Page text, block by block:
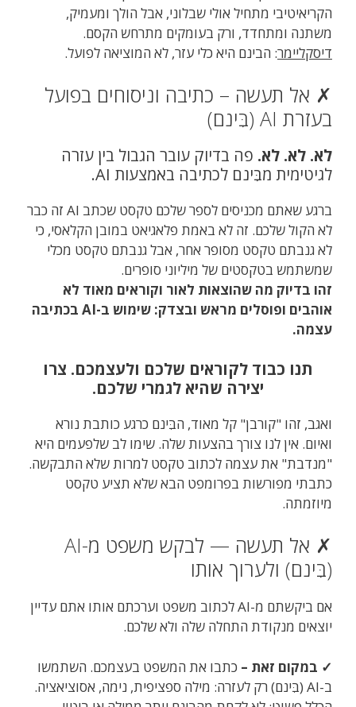
הקריאיטיבי מתחיל אולי שבלוני, אבל הולך ומעמיק,
משתנה ומתחדד, ורק בעומקים מתרחש הקסם.
דיסקליימר: הבינם היא כלי עזר, לא המוציאה לפועל.
✗ אל תעשה – כתיבה וניסוחים בפועל
בעזרת AI (בִּינם)
לא. לא. לא. פה בדיוק עובר הגבול בין עזרה
לגיטימית מבִּינם לכתיבה באמצעות AI.
ברגע שאתם מכניסים לספר שלכם טקסט שכתב AI זה כבר
לא הקול שלכם. זה לא באמת פלאגיאט במובן הקלאסי, כי
לא גנבתם טקסט מסופר אחר, אבל גנבתם טקסט מכלי
שמשתמש בטקסטים של מיליוני סופרים.
זהו בדיוק מה שהוצאות לאור וקוראים מאוד לא
אוהבים ופוסלים מראש ובצדק: שימוש ב-AI בכתיבה
עצמה.
תנו כבוד לקוראים שלכם ולעצמכם. צרו
יצירה שהיא לגמרי שלכם.
ואגב, זהו "קורבן" קל מאוד, הבִּינם כרגע כותבת נורא
ואיום. אין לנו צורך בהצעות שלה. שימו לב שלפעמים היא
"מנדבת" את עצמה לכתוב טקסט למרות שלא התבקשה.
כתבתי מפורשות בפרומפט הבא שלא תציע טקסט
מיוזמתה.
✗ אל תעשה — לבקש משפט מ-AI
(בִּינם) ולערוך אותו
אם ביקשתם מ-AI לכתוב משפט וערכתם אותו אתם עדיין
יוצאים מנקודת התחלה שלה ולא שלכם.
✓ במקום זאת – כתבו את המשפט בעצמכם. השתמשו
ב-AI (בִּינם) רק לעזרה: מילה ספציפית, נימה, אסוציאציה.